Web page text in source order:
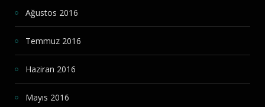
Ağustos 2016
Temmuz 2016
Haziran 2016
Mayıs 2016